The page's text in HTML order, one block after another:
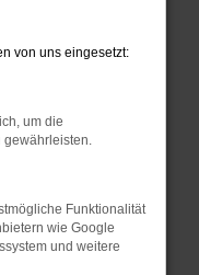
können:
deine
Beispiel deine
von uns eingesetzt:
um die
gewährleisten.
Funktionalität
wie Google
und weitere